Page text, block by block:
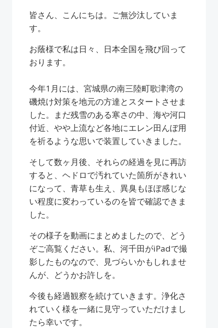
皆さん、こんにちは。ご無沙汰していま
す。
お蔭様で私は日々、日本全国を飛び回って
おります。
今年1月には、宮城県の南三陸町歌津湾の
磯焼け対策を地元の方達とスタートさせま
した。まだ残雪のある寒さの中、海や河口
付近、やや上流など各地にエレン田んぼ用
を祈るような思いで装置していきました。
そして数ヶ月後、それらの経過を見に再訪
すると、ヘドロで汚れていた箇所がきれい
になって、青草も生え、異臭もほぼ感じな
い程度に変わっているのを皆で確認できま
した。
その様子を動画にまとめましたので、どう
ぞご高覧ください。私、河千田がiPadで撮
影したものなので、見づらいかもしれませ
んが、どうかお許しを。
今後も経過観察を続けていきます。浄化さ
れていく様を一緒に見守っていただけまし
たら幸いです。